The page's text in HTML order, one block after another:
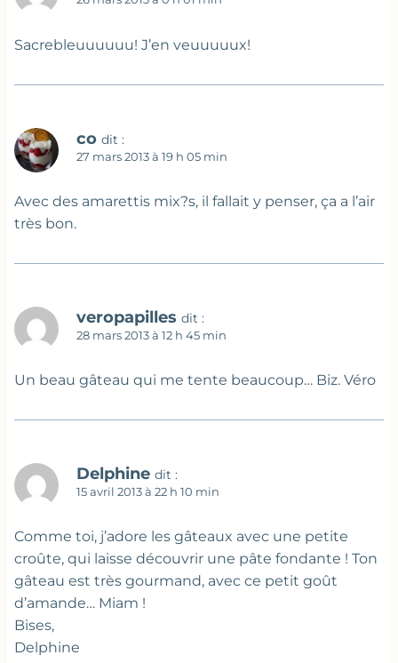
Sacrebleuuuuuu! J’en veuuuuux!
co dit :
27 mars 2013 à 19 h 05 min
Avec des amarettis mix?s, il fallait y penser, ça a l’air
très bon.
veropapilles dit :
28 mars 2013 à 12 h 45 min
Un beau gâteau qui me tente beaucoup… Biz. Véro
Delphine dit :
15 avril 2013 à 22 h 10 min
Comme toi, j’adore les gâteaux avec une petite
croûte, qui laisse découvrir une pâte fondante ! Ton
gâteau est très gourmand, avec ce petit goût
d’amande… Miam !
Bises,
Delphine